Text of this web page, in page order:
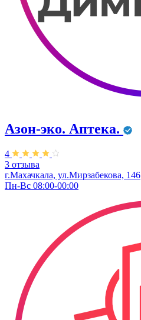
Азон-эко. Аптека.
4
3 отзыва
г.Махачкала, ул.​Мирзабекова, 146
Пн-Вс 08:00-00:00